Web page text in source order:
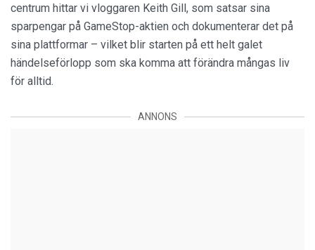
centrum hittar vi vloggaren Keith Gill, som satsar sina
sparpengar på GameStop-aktien och dokumenterar det på
sina plattformar – vilket blir starten på ett helt galet
händelseförlopp som ska komma att förändra mångas liv
för alltid.
ANNONS